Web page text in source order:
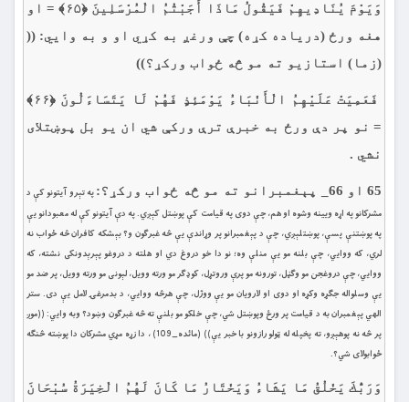
وَيَوْمَ يُنَادِيهِمْ فَيَقُولُ مَاذَا أَجَبْتُمُ الْمُرْسَلِينَ ﴿۶۵﴾ = او
هغه ورځ (درياده كړه) چې ورغږ به كړي او و به وايي: ((
(زما) استازيو ته مو څه ځواب وركړ؟))
فَعَمِيَتْ عَلَيْهِمُ الْأَنْبَاءُ يَوْمَئِذٍ فَهُمْ لَا يَتَسَاءَلُونَ ﴿۶۶﴾
= نو پر دې ورځ به خبرې ترې ورکې شي ان يو بل پوښتلاى
نشي .
65 او 66_ پېغمبرانو ته مو څه ځواب وركړ؟:
په تېرو آيتونو كې د
مشركانو په اړه ويينه وشوه او هم، چې دوی په قيامت كې پوښتل كېږي. په دې آيتونو کې له معبودانو يې
په پوښتنې پسې، پوښتلېږي، چې د پېغمبرانو پر وړاندې یې څه غبرګون و؟ بېشكه كافران څه ځواب نه
لري، كه ووايي، چې بلنه مو یې منلې وه؛ نو دا خو دروغ دي او هلته د دروغو پېرېدونكى نشته، كه
ووايي، چې دروغجن مو وګڼل، تورونه مو پرې وروتړل، كوډګر مو ورته وويل، لېونی مو ورته وويل، پر ضد مو
يې وسلواله جګړه وكړه او دوى او لارويان مو يې ووژل، چې هرڅه ووايي، د بدمرغۍ لامل يې دى. ستر
الهي پېغمبران به د قيامت پر ورځ وپوښتل شي، چې خلكو مو بلنې ته څه غبرګون وښود؟ وبه وايي: ((موږ
پر څه نه پوهېږو، ته پخپله له ټولو رازونو با خبر يې)) (مائده_109) ، دا زړه مړي مشركان دا پوښته څنګه
ځوابولاى شي؟.
وَرَبُّكَ يَخْلُقُ مَا يَشَاءُ وَيَخْتَارُ مَا كَانَ لَهُمُ الْخِيَرَةُ سُبْحَانَ